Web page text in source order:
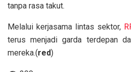
tanpa rasa takut.
Melalui kerjasama lintas sektor,
terus menjadi garda terdepan
mereka.(red)